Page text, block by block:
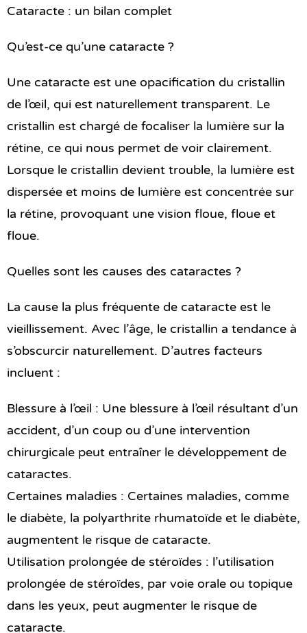
Cataracte : un bilan complet
Qu’est-ce qu’une cataracte ?
Une cataracte est une opacification du cristallin
de l’œil, qui est naturellement transparent. Le
cristallin est chargé de focaliser la lumière sur la
rétine, ce qui nous permet de voir clairement.
Lorsque le cristallin devient trouble, la lumière est
dispersée et moins de lumière est concentrée sur
la rétine, provoquant une vision floue, floue et
floue.
Quelles sont les causes des cataractes ?
La cause la plus fréquente de cataracte est le
vieillissement. Avec l’âge, le cristallin a tendance à
s’obscurcir naturellement. D’autres facteurs
incluent :
Blessure à l’œil : Une blessure à l’œil résultant d’un
accident, d’un coup ou d’une intervention
chirurgicale peut entraîner le développement de
cataractes.
Certaines maladies : Certaines maladies, comme
le diabète, la polyarthrite rhumatoïde et le diabète,
augmentent le risque de cataracte.
Utilisation prolongée de stéroïdes : l’utilisation
prolongée de stéroïdes, par voie orale ou topique
dans les yeux, peut augmenter le risque de
cataracte.